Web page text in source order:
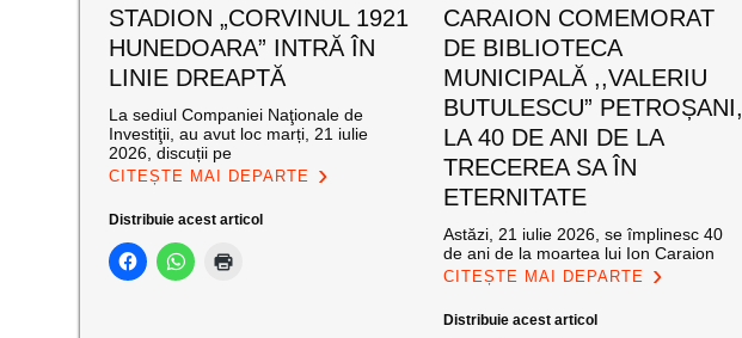
STADION „CORVINUL 1921
HUNEDOARA” INTRĂ ÎN
LINIE DREAPTĂ
La sediul Companiei Naţionale de
Investiţii, au avut loc marți, 21 iulie
2026, discuții pe
CITEȘTE MAI DEPARTE
Distribuie acest articol
CARAION COMEMORAT
DE BIBLIOTECA
MUNICIPALĂ ,,VALERIU
BUTULESCU” PETROȘANI,
LA 40 DE ANI DE LA
TRECEREA SA ÎN
ETERNITATE
Astăzi, 21 iulie 2026, se împlinesc 40
de ani de la moartea lui Ion Caraion
CITEȘTE MAI DEPARTE
Distribuie acest articol